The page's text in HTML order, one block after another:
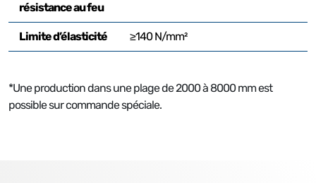
résistance au feu
Limite d’élasticité ≥140 N/mm²
*Une production dans une plage de 2000 à 8000 mm est
possible sur commande spéciale.